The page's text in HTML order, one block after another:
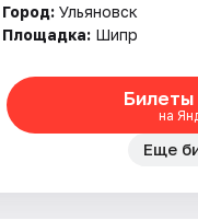
Город: Ульяновск
Площадка: Шипр
Билеты
на
Еще